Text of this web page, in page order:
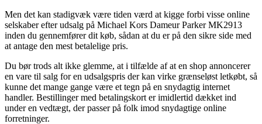
Men det kan stadigvæk være tiden værd at kigge forbi visse online
selskaber efter udsalg på Michael Kors Dameur Parker MK2913
inden du gennemfører dit køb, sådan at du er på den sikre side med
at antage den mest betalelige pris.
Du bør trods alt ikke glemme, at i tilfælde af at en shop annoncerer
en vare til salg for en udsalgspris der kan virke grænseløst letkøbt, så
kunne det mange gange være et tegn på en snydagtig internet
handler. Bestillinger med betalingskort er imidlertid dækket ind
under en vedtægt, der passer på folk imod snydagtige online
forretninger.